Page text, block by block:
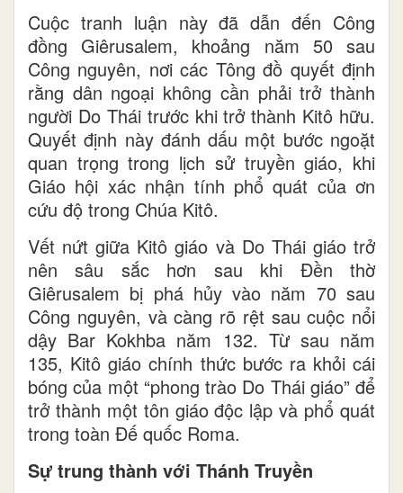
Cuộc tranh luận này đã dẫn đến Công
đồng Giêrusalem, khoảng năm 50 sau
Công nguyên, nơi các Tông đồ quyết định
rằng dân ngoại không cần phải trở thành
người Do Thái trước khi trở thành Kitô hữu.
Quyết định này đánh dấu một bước ngoặt
quan trọng trong lịch sử truyền giáo, khi
Giáo hội xác nhận tính phổ quát của ơn
cứu độ trong Chúa Kitô.
Vết nứt giữa Kitô giáo và Do Thái giáo trở
nên sâu sắc hơn sau khi Đền thờ
Giêrusalem bị phá hủy vào năm 70 sau
Công nguyên, và càng rõ rệt sau cuộc nổi
dậy Bar Kokhba năm 132. Từ sau năm
135, Kitô giáo chính thức bước ra khỏi cái
bóng của một “phong trào Do Thái giáo” để
trở thành một tôn giáo độc lập và phổ quát
trong toàn Đế quốc Roma.
Sự trung thành với Thánh Truyền